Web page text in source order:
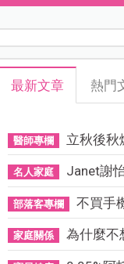
最新文章 熱門
醫師專欄 立秋後秋
名人家庭 Janet謝怡
部落客專欄 不買手
家庭關係 為什麼不